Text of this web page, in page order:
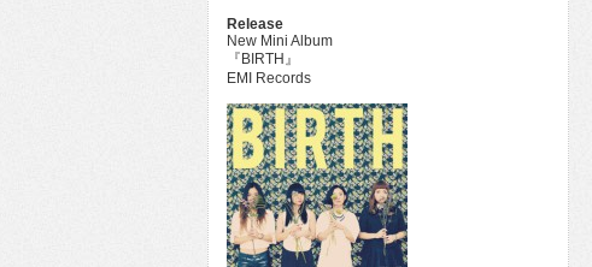
Release
New Mini Album
『BIRTH』
EMI Records